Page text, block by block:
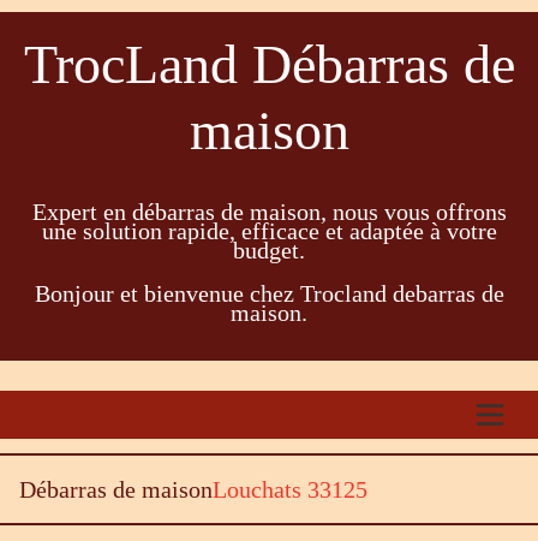
TrocLand Débarras de
maison
Expert en débarras de maison, nous vous offrons
une solution rapide, efficace et adaptée à votre
budget.
Bonjour et bienvenue chez Trocland debarras de
maison.
Débarras de maisonLouchats 33125